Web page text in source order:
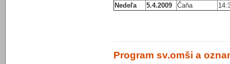
Nedeľa
5.4.2009 Čaňa
Program sv.omši a